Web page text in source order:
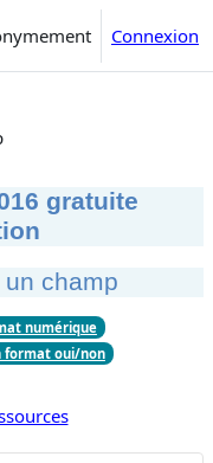
Connexion
gratuite
champ
numérique
format oui/non